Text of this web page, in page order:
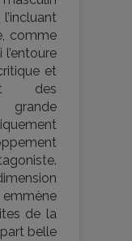
comme
et
des
de la
belle